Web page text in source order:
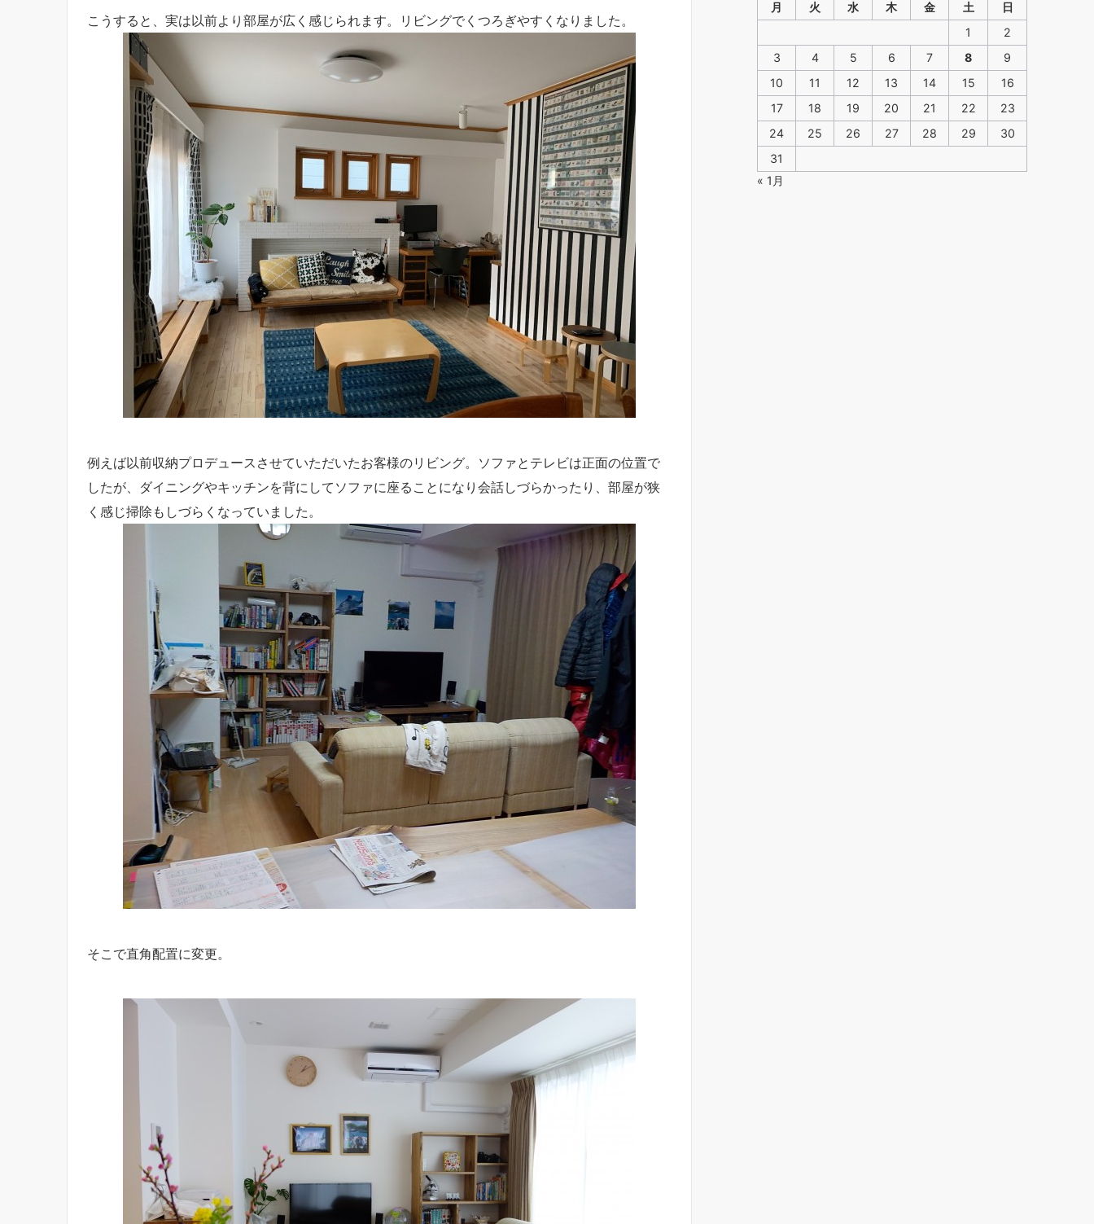
こうすると、実は以前より部屋が広く感じられます。リビングでくつろぎやすくなりました。
例えば以前収納プロデュースさせていただいたお客様のリビング。ソファとテレビは正面の位置で
したが、ダイニングやキッチンを背にしてソファに座ることになり会話しづらかったり、部屋が狭
く感じ掃除もしづらくなっていました。
そこで直角配置に変更。
月 火 水 木 金 土
日
1
2
3
4 5 6 7 8
9
10
11 12 13 14 15
16
17
18 19 20 21 22
23
24
25 26 27 28 29
30
31
« 1月